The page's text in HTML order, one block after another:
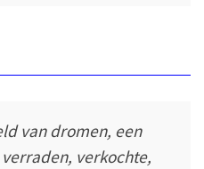
van dromen, een
verkochte,